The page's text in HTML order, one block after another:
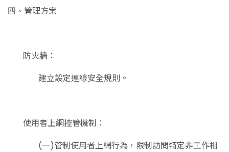
四、管理方案
防火牆：
建立設定連線安全規則。
使用者上網控管機制：
(一)管制使用者上網行為，限制訪問特定非工作相